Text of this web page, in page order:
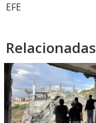
EFE
Relacionadas